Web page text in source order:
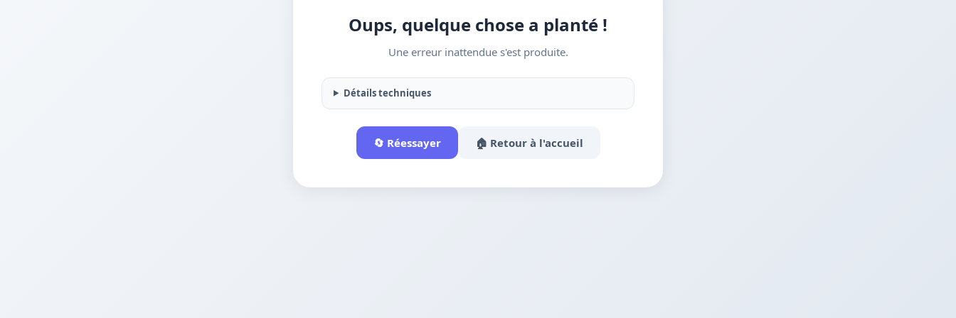
Oups, quelque chose a planté !
Une erreur inattendue s'est produite.
Détails techniques
🔄 Réessayer 🏠 Retour à l'accueil